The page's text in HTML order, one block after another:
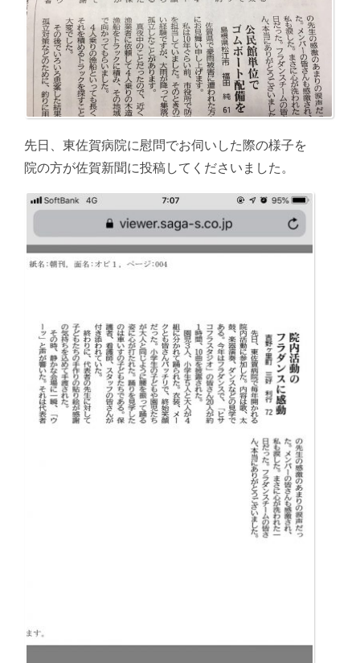
先日、東佐賀病院に慰問でお伺いした際の様子を
院の方が佐賀新聞に投稿してくださいました。